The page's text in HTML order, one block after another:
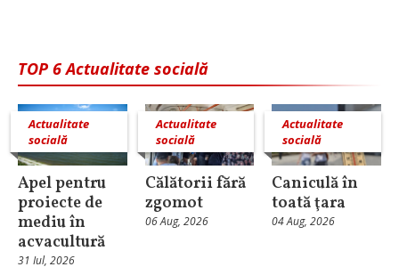
TOP 6 Actualitate socială
Actualitate
socială
Apel pentru
proiecte de
mediu în
acvacultură
31 Iul, 2026
Actualitate
socială
Călătorii fără
zgomot
06 Aug, 2026
Actualitate
socială
Caniculă în
toată ţara
04 Aug, 2026